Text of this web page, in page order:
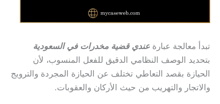
تبدأ معالجة عبارة عندي قضية مخدرات في السعودية
بتحديد الوصف النظامي الدقيق للفعل المنسوب، لأن
الحيازة بقصد التعاطي تختلف عن الحيازة المجردة والترويج
والاتجار والتهريب من حيث الأركان والعقوبات.